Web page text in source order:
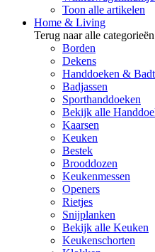
Toon alle artikelen
Home & Living
Terug naar alle categorieën
Borden
Dekens
Handdoeken &
Badjassen
Sporthanddoeken
Bekijk alle
Kaarsen
Keuken
Bestek
Brooddozen
Keukenmessen
Openers
Rietjes
Snijplanken
Bekijk alle Keuken
Keukenschorten